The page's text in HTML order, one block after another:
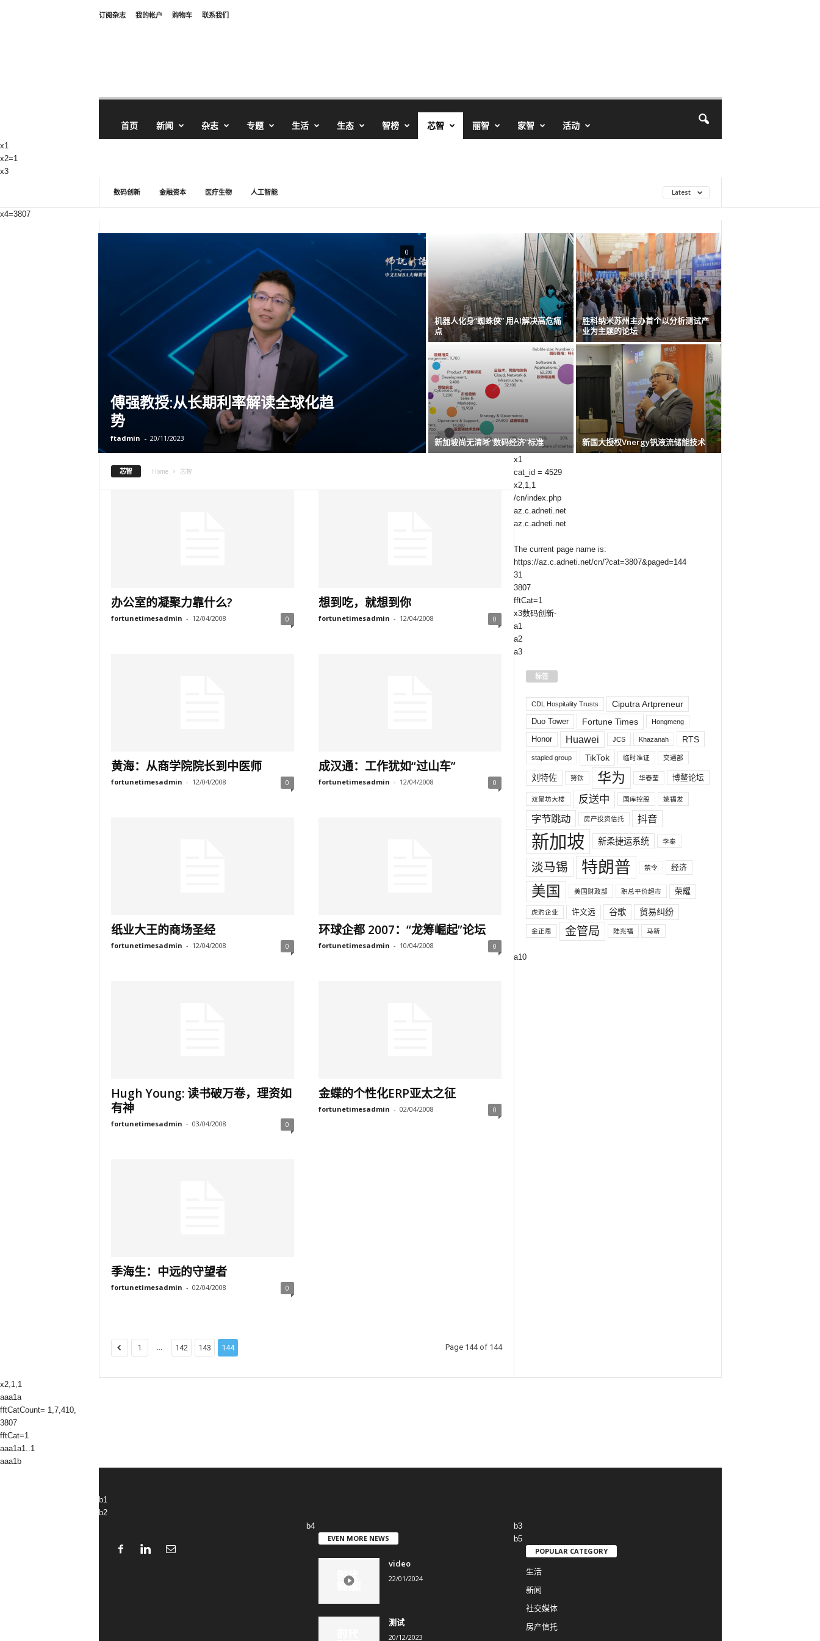
订阅杂志 我的帐户 购物车 联系我们
首页 新闻 杂志 专题 生活 生态 智榜 芯智 丽智 家智 活动
x1
x2=1
x3
数码创新 金融资本 医疗生物 人工智能 Latest
x4=3807
傅强教授:从长期利率解读全球化趋
势
ftadmin - 20/11/2023
0
机器人化身“蜘蛛侠” 用AI解决高危痛
点
胜科纳米苏州主办首个以分析测试产
业为主题的论坛
新加坡尚无清晰“数码经济”标准 新国大授权Vnergy钒液流储能技术
芯智 Home 芯智
办公室的凝聚力靠什么?
fortunetimesadmin - 12/04/2008 0
想到吃，就想到你
fortunetimesadmin - 12/04/2008 0
黄海：从商学院院长到中医师
fortunetimesadmin - 12/04/2008 0
成汉通：工作犹如“过山车”
fortunetimesadmin - 12/04/2008 0
纸业大王的商场圣经
fortunetimesadmin - 12/04/2008 0
环球企都 2007：“龙筹崛起”论坛
fortunetimesadmin - 10/04/2008 0
Hugh Young: 读书破万卷，理资如
有神
fortunetimesadmin - 03/04/2008 0
金蝶的个性化ERP亚太之征
fortunetimesadmin - 02/04/2008 0
季海生：中远的守望者
fortunetimesadmin - 02/04/2008 0
1 ... 142 143 144 Page 144 of 144
x1
cat_id = 4529
x2,1,1
/cn/index.php
az.c.adneti.net
az.c.adneti.net
The current page name is:
https://az.c.adneti.net/cn/?cat=3807&paged=144
31
3807
fftCat=1
x3数码创新-
a1
a2
a3
标签
CDL Hospitality Trusts Ciputra Artpreneur
Duo Tower Fortune Times Hongmeng
Honor Huawei JCS Khazanah RTS
stapled group TikTok 临时准证 交通部
刘特佐 努钦 华为 华春莹 博鳌论坛
双景坊大楼 反送中 国库控股 姚福发
字节跳动 房产投资信托 抖音
新加坡 新柔捷运系统 李秦
淡马锡 特朗普 禁令 经济
美国 美国财政部 职总平价超市 荣耀
虎豹企业 许文远 谷歌 贸易纠纷
金正恩 金管局 陆兆福 马新
a10
x2,1,1
aaa1a
fftCatCount= 1,7,410,
3807
fftCat=1
aaa1a1..1
aaa1b
b1
b2
b3
b4
EVEN MORE NEWS
video
22/01/2024
测试
20/12/2023
b5
POPULAR CATEGORY
生活
新闻
社交媒体
房产信托